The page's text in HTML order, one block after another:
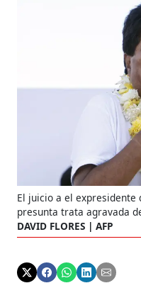
El juicio a el expresidente
presunta trata agravada
DAVID FLORES | AFP